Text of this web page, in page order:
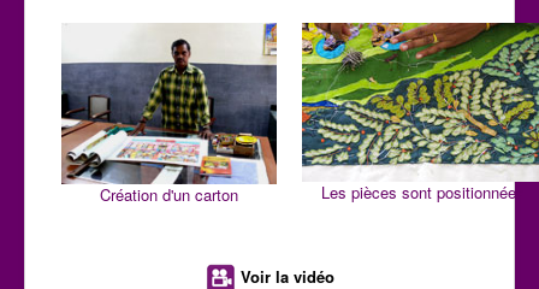
Création d'un carton Les pièces sont positionnées
Voir la vidéo